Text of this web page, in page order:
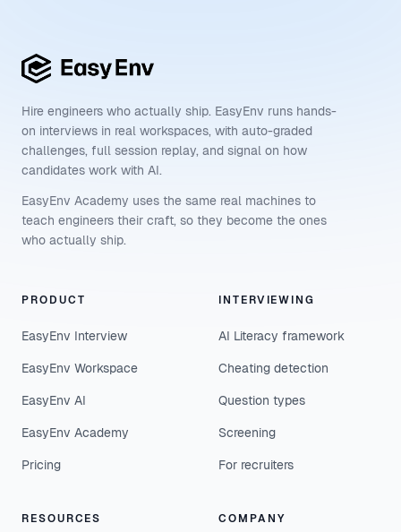
Hire engineers who actually ship. EasyEnv runs hands-
on interviews in real workspaces, with auto-graded
challenges, full session replay, and signal on how
candidates work with AI.
EasyEnv Academy uses the same real machines to
teach engineers their craft, so they become the ones
who actually ship.
PRODUCT
EasyEnv Interview
EasyEnv Workspace
EasyEnv AI
EasyEnv Academy
Pricing
INTERVIEWING
AI Literacy framework
Cheating detection
Question types
Screening
For recruiters
RESOURCES COMPANY